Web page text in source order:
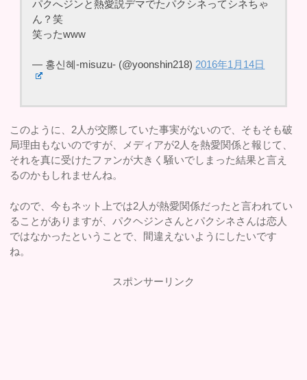
パクへジンと熱愛説デマでたパクシネってシネちゃ
ん？笑
笑ったwww
— 홍신혜-misuzu- (@yoonshin218) 2016年1月14日
このように、2人が交際していた事実がないので、そもそも破
局理由もないのですが、メディアが2人を熱愛関係と報じて、
それを真に受けたファンが大きく騒いでしまった結果と言え
るのかもしれませんね。
なので、今もネット上では2人が熱愛関係だったと言われてい
ることがありますが、パクヘジンさんとパクシネさんは恋人
ではなかったということで、間違えないようにしたいです
ね。
スポンサーリンク